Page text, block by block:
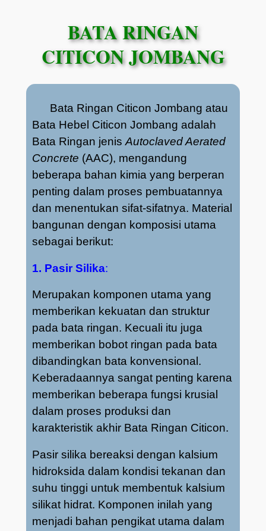
BATA RINGAN
CITICON JOMBANG
Bata Ringan Citicon Jombang atau
Bata Hebel Citicon Jombang adalah
Bata Ringan jenis Autoclaved Aerated
Concrete (AAC), mengandung
beberapa bahan kimia yang berperan
penting dalam proses pembuatannya
dan menentukan sifat-sifatnya. Material
bangunan dengan komposisi utama
sebagai berikut:
1. Pasir Silika:
Merupakan komponen utama yang
memberikan kekuatan dan struktur
pada bata ringan. Kecuali itu juga
memberikan bobot ringan pada bata
dibandingkan bata konvensional.
Keberadaannya sangat penting karena
memberikan beberapa fungsi krusial
dalam proses produksi dan
karakteristik akhir Bata Ringan Citicon.
Pasir silika bereaksi dengan kalsium
hidroksida dalam kondisi tekanan dan
suhu tinggi untuk membentuk kalsium
silikat hidrat. Komponen inilah yang
menjadi bahan pengikat utama dalam